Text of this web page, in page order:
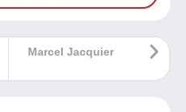
Marcel Jacquier